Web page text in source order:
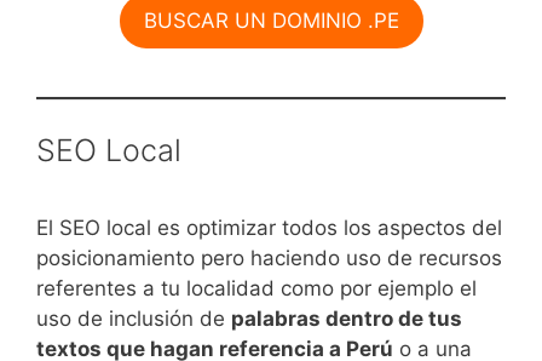
BUSCAR UN DOMINIO .PE
SEO Local
El SEO local es optimizar todos los aspectos del
posicionamiento pero haciendo uso de recursos
referentes a tu localidad como por ejemplo el
uso de inclusión de palabras dentro de tus
textos que hagan referencia a Perú o a una